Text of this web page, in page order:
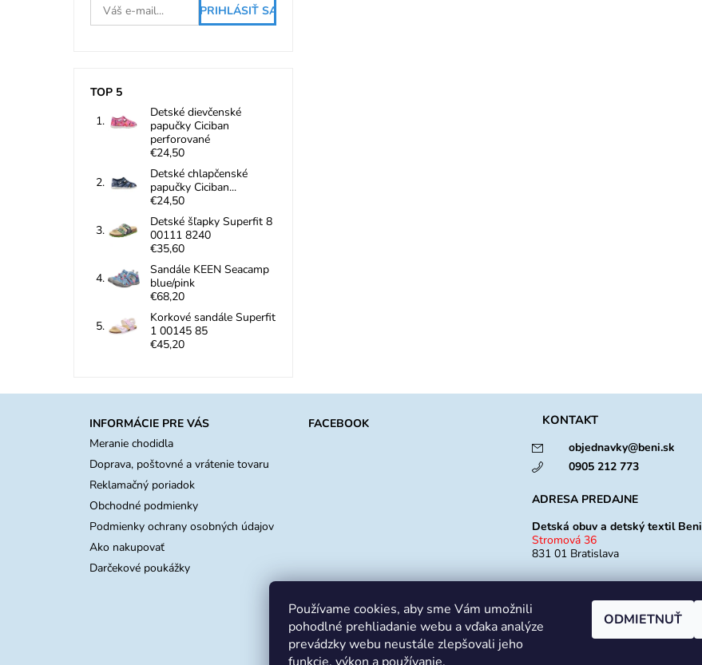
TOP 5
Detské dievčenské
papučky Ciciban
perforované
€24,50
Detské chlapčenské
papučky Ciciban...
€24,50
Detské šľapky Superfit 8
00111 8240
€35,60
Sandále KEEN Seacamp
blue/pink
€68,20
Korkové sandále Superfit
1 00145 85
€45,20
INFORMÁCIE PRE VÁS
Meranie chodidla
Doprava, poštovné a vrátenie tovaru
Reklamačný poriadok
Obchodné podmienky
Podmienky ochrany osobných údajov
Ako nakupovať
Darčekové poukážky
FACEBOOK KONTAKT
objednavky@beni.sk
0905 212 773
ADRESA PREDAJNE
Detská obuv a detský textil Beni
Stromová 36
831 01 Bratislava
So: 9:00 - 12:00
Ne: Zatvorené
Používame cookies, aby sme Vám umožnili
pohodlné prehliadanie webu a vďaka analýze
prevádzky webu neustále zlepšovali jeho
ODMIETNUŤ